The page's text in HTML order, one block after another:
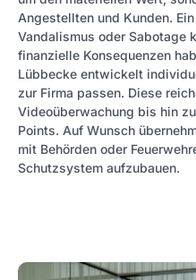
Angestellten und Kunden.
Vandalismus oder Sabotage
finanzielle Konsequenzen
Lübbecke entwickelt
zur Firma passen. Diese
Videoüberwachung bis hin
Points. Auf Wunsch
mit Behörden oder
Schutzsystem aufzubauen.